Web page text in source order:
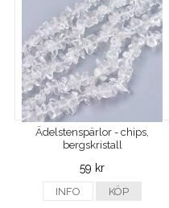
Ädelstenspärlor - chips,
bergskristall
59 kr
INFO KÖP